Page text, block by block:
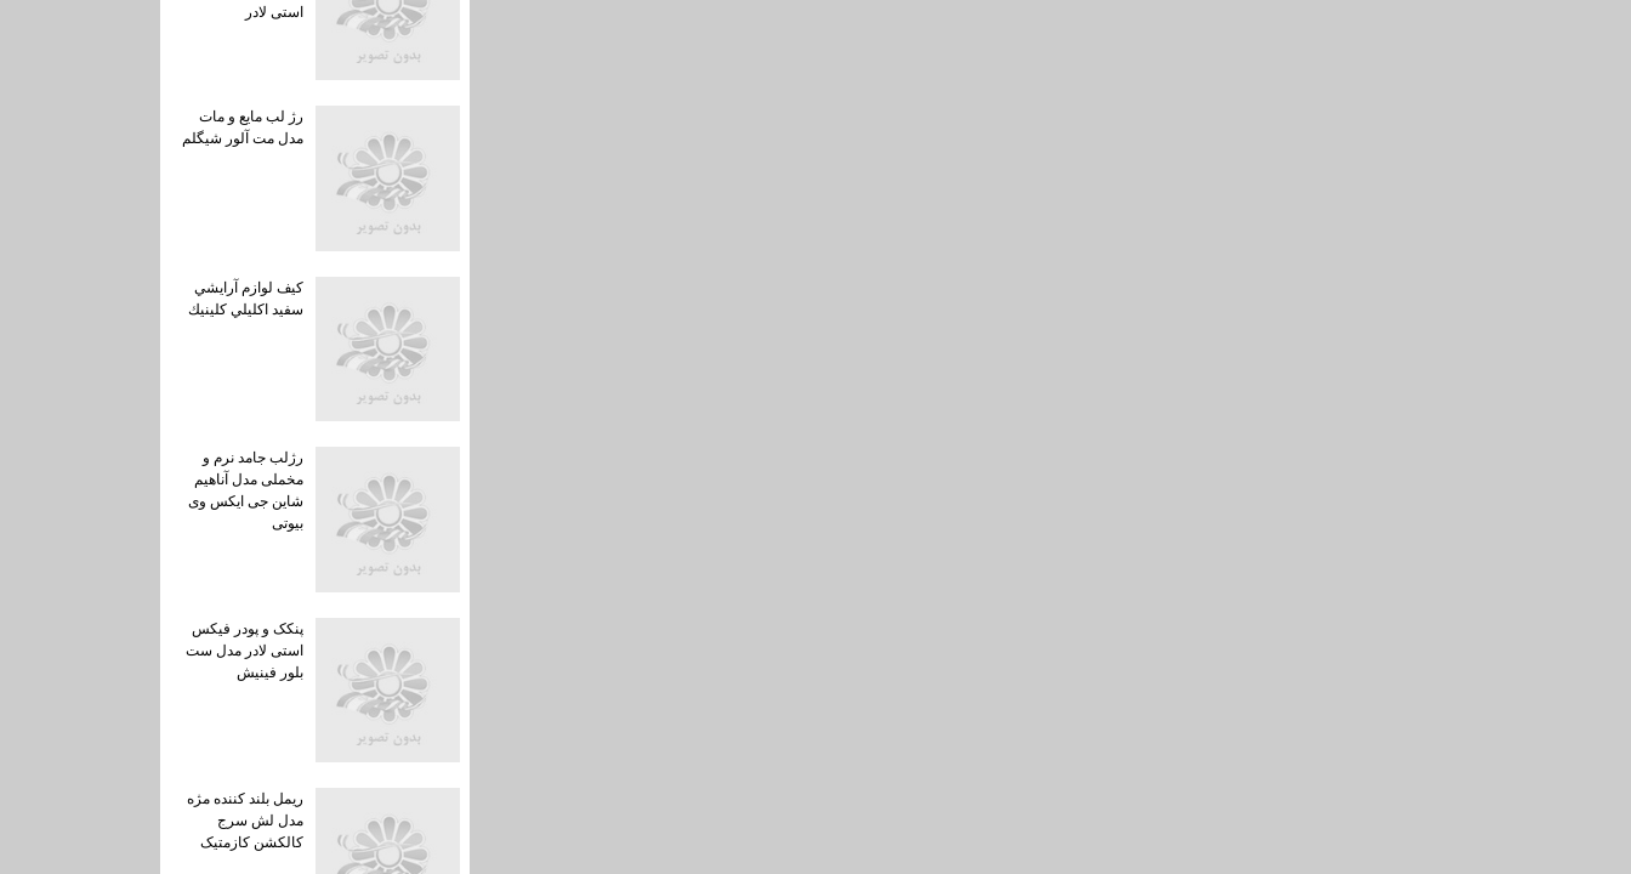
استی لادر
رژ لب مایع و مات
مدل مت آلور شیگلم
كيف لوازم آرايشي
سفيد اكليلي كلينيك
رژلب جامد نرم و
مخملی مدل آناهیم
شاین جی ایکس وی
بیوتی
پنکک و پودر فیکس
استی لادر مدل ست
بلور فینیش
ریمل بلند کننده مژه
مدل لش سرج
کالکشن کازمتیک